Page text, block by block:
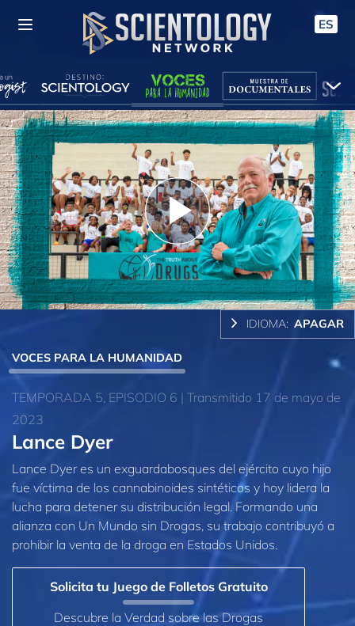
ES
Play
Video
IDIOMA: APAGAR
VOCES PARA LA HUMANIDAD
TEMPORADA 5, EPISODIO 6 | Transmitido 17 de mayo de
2023
Lance Dyer
Lance Dyer es un exguardabosques del ejército cuyo hijo
fue víctima de los cannabinoides sintéticos y hoy lidera la
lucha para detener su distribución legal. Formando una
alianza con Un Mundo sin Drogas, su trabajo contribuyó a
prohibir la venta de la droga en Estados Unidos.
Solicita tu Juego de Folletos Gratuito
Descubre la Verdad sobre las Drogas